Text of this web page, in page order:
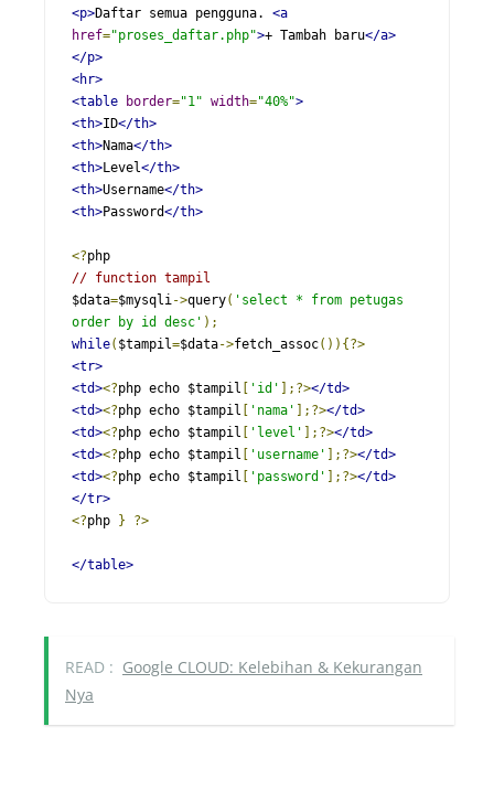
<p>Daftar semua pengguna. <a
href="proses_daftar.php">+ Tambah baru</a>
</p>
<hr>
<table
border="1" width="40%">
<th>ID</th>
<th>Nama</th>
<th>Level</th>
<th>Username</th>
<th>Password</th>
<?
// function tampil
$data=$mysqli->query( 'select * from petugas
order by id desc' );
while( $tampil=$data->fetch_assoc()){?>
<tr>
<td><?php echo $tampil 'id' ];?></td>
<td><?php echo $tampil 'nama' ];?></td>
<td><?php echo $tampil 'level' ];?></td>
<td><?php echo $tampil 'username' ];?></td>
<td><?php echo $tampil 'password' ];?></td>
</tr>
<?php } ?>
</table>
READ : Google CLOUD: Kelebihan & Kekurangan
Nya